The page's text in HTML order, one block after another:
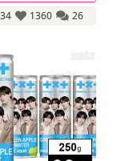
1360 26